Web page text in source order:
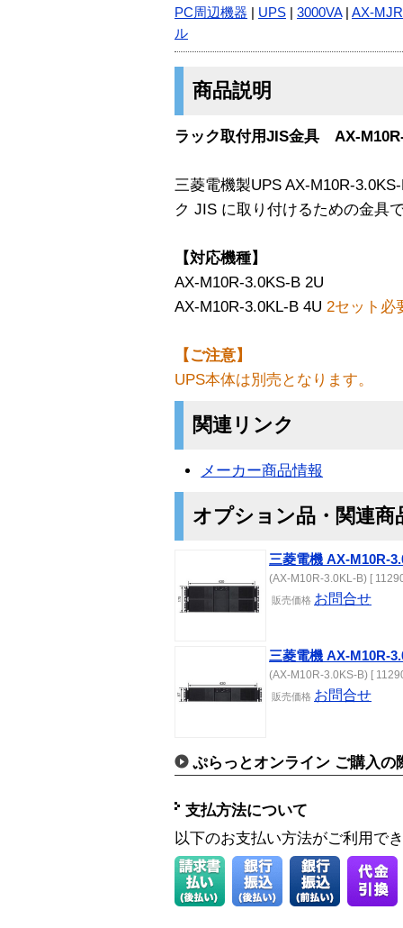
PC周辺機器 UPS 3000VA| AX-MJR
ル
商品説明
ラック取付用JIS金具 AX-
三菱電機製UPS AX-M10R-
ク JIS に取り付けるための金具
【対応機種】
AX-M10R-3.0KS-B 2U
AX-M10R-3.0KL-B 4U 2セット必
【ご注意】
UPS本体は別売となります。
関連リンク
メーカー商品情報
オプション品・関連商
三菱電機 AX-M10R-
(AX-M10R-3.0KL-B) [
販売価格 お問合せ
三菱電機 AX-M10R-
(AX-M10R-3.0KS-B) [
販売価格 お問合せ
ぷらっとオンライン ご購入の
支払方法について
以下のお支払い方法がご利用で